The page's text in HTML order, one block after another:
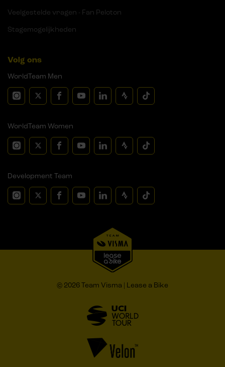
Veelgestelde vragen - Fan Peloton
Stagemogelijkheden
Volg ons
WorldTeam Men
WorldTeam Women
Development Team
© 2026 Team Visma | Lease a Bike